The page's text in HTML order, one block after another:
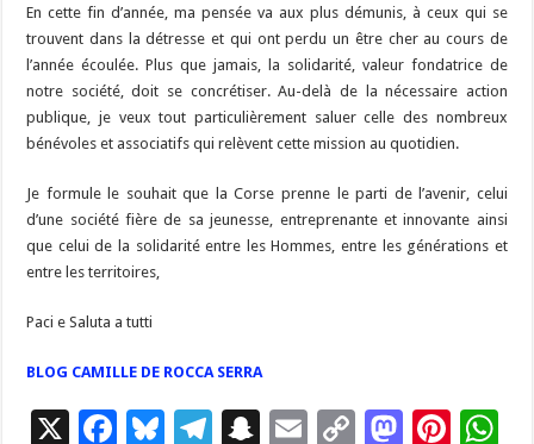
En cette fin d’année, ma pensée va aux plus démunis, à ceux qui se
trouvent dans la détresse et qui ont perdu un être cher au cours de
l’année écoulée. Plus que jamais, la solidarité, valeur fondatrice de
notre société, doit se concrétiser. Au-delà de la nécessaire action
publique, je veux tout particulièrement saluer celle des nombreux
bénévoles et associatifs qui relèvent cette mission au quotidien.
Je formule le souhait que la Corse prenne le parti de l’avenir, celui
d’une société fière de sa jeunesse, entreprenante et innovante ainsi
que celui de la solidarité entre les Hommes, entre les générations et
entre les territoires,
Paci e Saluta a tutti
BLOG CAMILLE DE ROCCA SERRA
X
F
Bl
T
S
E
C
M
Pi